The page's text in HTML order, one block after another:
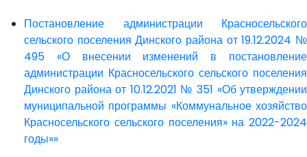
Постановление администрации Красносельского
сельского поселения Динского района от 19.12.2024 №
495 «О внесении изменений в постановление
администрации Красносельского сельского поселения
Динского района от 10.12.2021 № 351 «Об утверждении
муниципальной программы «Коммунальное хозяйство
Красносельского сельского поселения» на 2022-2024
годы»»